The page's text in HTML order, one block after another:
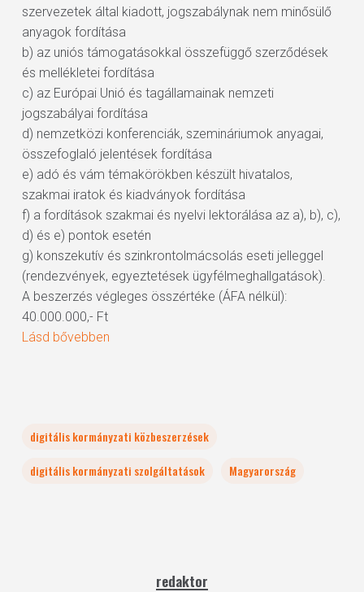
szervezetek által kiadott, jogszabálynak nem minősülő
anyagok fordítása
b) az uniós támogatásokkal összefüggő szerződések
és mellékletei fordítása
c) az Európai Unió és tagállamainak nemzeti
jogszabályai fordítása
d) nemzetközi konferenciák, szemináriumok anyagai,
összefoglaló jelentések fordítása
e) adó és vám témakörökben készült hivatalos,
szakmai iratok és kiadványok fordítása
f) a fordítások szakmai és nyelvi lektorálása az a), b), c),
d) és e) pontok esetén
g) konszekutív és szinkrontolmácsolás eseti jelleggel
(rendezvények, egyeztetések ügyfélmeghallgatások).
A beszerzés végleges összértéke (ÁFA nélkül):
40.000.000,- Ft
Lásd bővebben
digitális kormányzati közbeszerzések
digitális kormányzati szolgáltatások
Magyarország
redaktor